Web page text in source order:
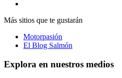
Más sitios que te gustarán
Motorpasión
El Blog Salmón
Explora en nuestros medios